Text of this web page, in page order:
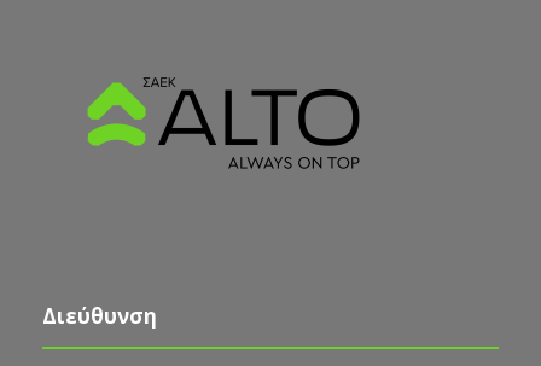
Διεύθυνση